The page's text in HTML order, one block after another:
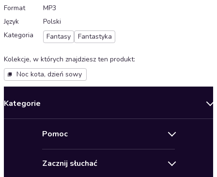
Format
MP3
Język
Polski
Kategoria
Fantasy Fantastyka
Kolekcje, w których znajdziesz ten produkt:
Noc kota, dzień sowy
Kategorie
Pomoc
Pomoc
Zacznij słuchać